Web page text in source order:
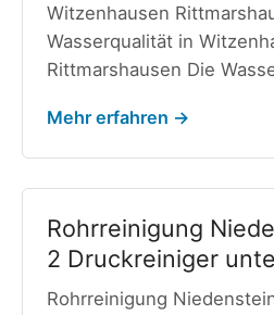
Witzenhausen
Wasserqualität in
Rittmarshausen Die
Mehr erfahren →
Rohrreinigung
2 Druckreiniger
Rohrreinigung